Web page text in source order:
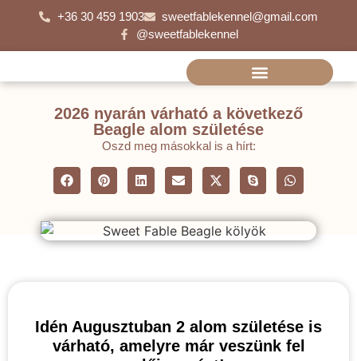
+36 30 459 1903
sweetfablekennel@gmail.com
@sweetfablekennel
2026 nyarán várható a következő
Beagle alom születése
Oszd meg másokkal is a hírt:
Idén Augusztuban 2 alom születése is
várható, amelyre már veszünk fel